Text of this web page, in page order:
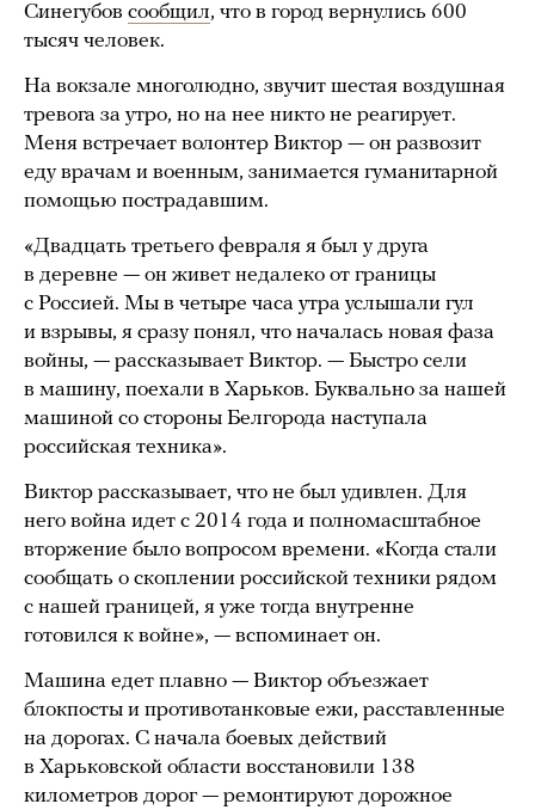
Синегубов сообщил, что в город вернулись 600
тысяч человек.
На вокзале многолюдно, звучит шестая воздушная
тревога за утро, но на нее никто не реагирует.
Меня встречает волонтер Виктор — он развозит
еду врачам и военным, занимается гуманитарной
помощью пострадавшим.
«Двадцать третьего февраля я был у друга
в деревне — он живет недалеко от границы
с Россией. Мы в четыре часа утра услышали гул
и взрывы, я сразу понял, что началась новая фаза
войны, — рассказывает Виктор. — Быстро сели
в машину, поехали в Харьков. Буквально за нашей
машиной со стороны Белгорода наступала
российская техника».
Виктор рассказывает, что не был удивлен. Для
него война идет с 2014 года и полномасштабное
вторжение было вопросом времени. «Когда стали
сообщать о скоплении российской техники рядом
с нашей границей, я уже тогда внутренне
готовился к войне», — вспоминает он.
Машина едет плавно — Виктор объезжает
блокпосты и противотанковые ежи, расставленные
на дорогах. С начала боевых действий
в Харьковской области восстановили 138
километров дорог — ремонтируют дорожное